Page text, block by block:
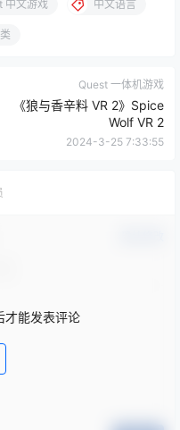
中文游戏 中文语言
Quest 一体机游戏
《狼与香辛料 VR 2》Spice
Wolf VR 2
2024-3-25 7:33:55
才能发表评论